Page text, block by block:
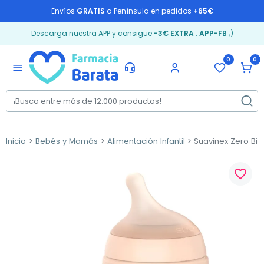
Envíos GRATIS a Península en pedidos +65€
Descarga nuestra APP y consigue -3€ EXTRA: APP-FB ;)
menu
0 0
Inicio Bebés y Mamás Alimentación Infantil Suavinex Zero
favorite_border